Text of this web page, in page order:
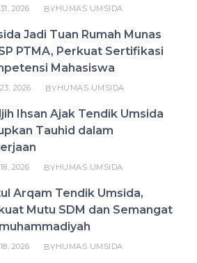
2026 BYHUMAS UMSIDA
Jadi Tuan Rumah Munas
PTMA, Perkuat Sertifikasi
Mahasiswa
2026 BYHUMAS UMSIDA
Ihsan Ajak Tendik Umsida
Tauhid dalam
2026 BYHUMAS UMSIDA
Arqam Tendik Umsida,
Mutu SDM dan Semangat
2026 BYHUMAS UMSIDA